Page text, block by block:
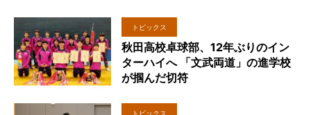
トピックス
秋田高校卓球部、12年ぶりのイン
ターハイへ 「文武両道」の進学校
が掴んだ切符
トピックス